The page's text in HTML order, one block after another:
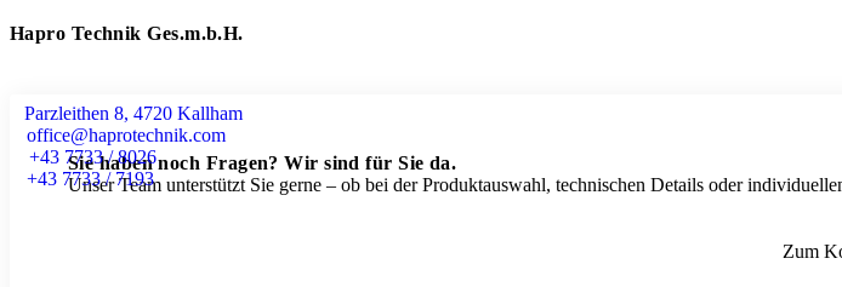
Hapro Technik Ges.m.b.H.
Parzleithen 8, 4720 Kallham
office@haprotechnik.com
+43 7733 / 8026
+43 7733 / 7193
Sie haben noch Fragen? Wir sind für Sie da.
Unser Team unterstützt Sie gerne – ob bei der Produktauswahl, technischen Details oder
Zum